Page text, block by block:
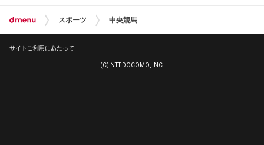
スポーツ 中央競馬
サイトご利用にあたって
(C) NTT DOCOMO, INC.